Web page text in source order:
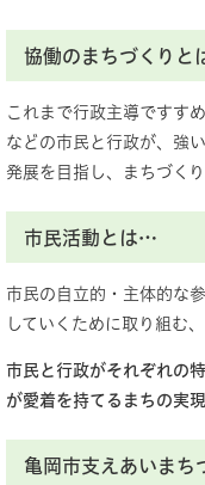
協働のまちづくりと
これまで行政主導ですす
などの市民と行政が、強
発展を目指し、まちづく
市民活動とは…
市民の自立的・主体的な
していくために取り組む
市民と行政がそれぞれの
が愛着を持てるまちの実現
亀岡市支えあいまち